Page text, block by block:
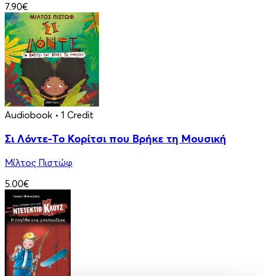
7.90€
Audiobook • 1 Credit
Σι Λόντε-Το Κορίτσι που Βρήκε τη Μουσική
Μίλτος Πιστώφ
5.00€